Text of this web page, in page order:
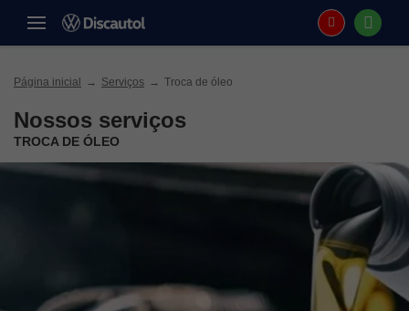
Página inicial Serviços Troca de óleo
Nossos serviços
TROCA DE ÓLEO